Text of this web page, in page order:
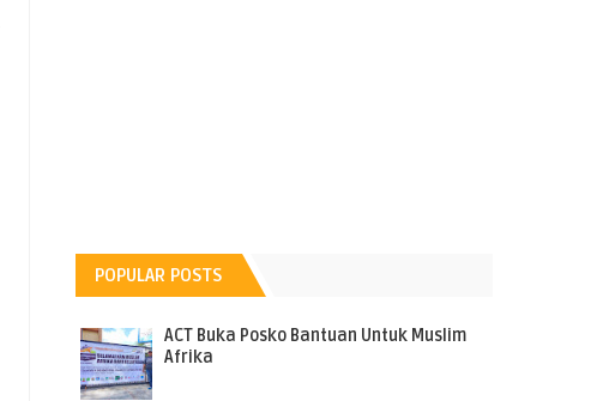
POPULAR POSTS
ACT Buka Posko Bantuan Untuk Muslim
Afrika